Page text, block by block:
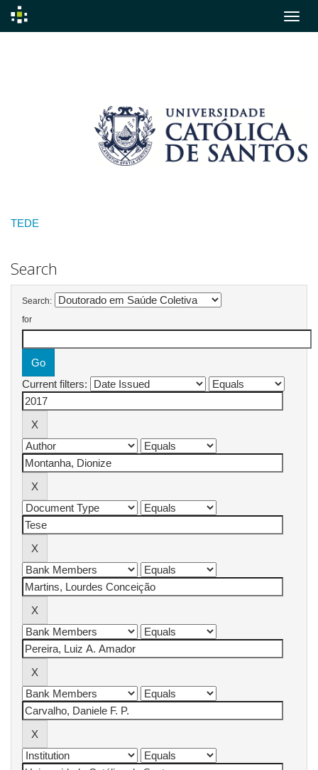
TEDE
Search
Search:
for
Current filters: